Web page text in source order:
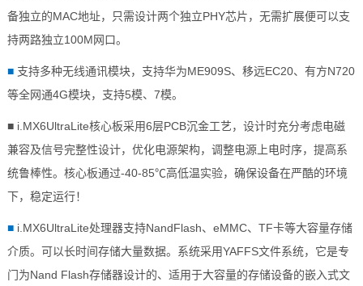
备独立的MAC地址，只需设计两个独立PHY芯片，无需扩展便可以支
持两路独立100M网口。
■ 支持多种无线通讯模块，支持华为ME909S、移远EC20、有方N720
等全网通4G模块，支持5模、7模。
■ i.MX6UltraLite核心板采用6层PCB沉金工艺，设计时充分考虑电磁
兼容及信号完整性设计，优化电源架构，调整电源上电时序，提高系
统鲁棒性。核心板通过-40-85℃高低温实验，确保设备在严酷的环境
下，稳定运行！
■ i.MX6UltraLite处理器支持NandFlash、eMMC、TF卡等大容量存储
介质。可以长时间存储大量数据。系统采用YAFFS文件系统，它是专
门为Nand Flash存储器设计的、适用于大容量的存储设备的嵌入式文